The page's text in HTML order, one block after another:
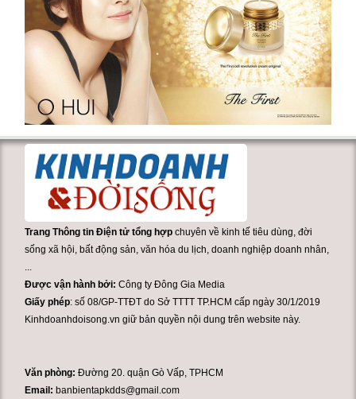
Trang Thông tin Điện tử tổng hợp chuyên về kinh tế tiêu dùng, đời
sống xã hội, bất động sản, văn hóa du lịch, doanh nghiệp doanh nhân,
...
Được vận hành bởi:Công ty Đông Gia Media
Giấy phép: số 08/GP-TTĐT do Sở TTTT TP.HCM cấp ngày 30/1/2019
Kinhdoanhdoisong.vn giữ bản quyền nội dung trên website này.
Văn phòng:Đường 20. quận Gò Vấp, TPHCM
Email: banbientapkdds@gmail.com